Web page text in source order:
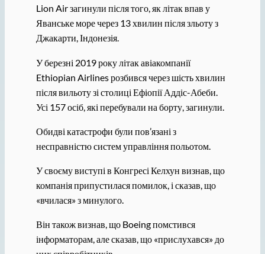
Lion Air загинули після того, як літак впав у
Яванське море через 13 хвилин після зльоту з
Джакарти, Індонезія.
У березні 2019 року літак авіакомпанії
Ethiopian Airlines розбився через шість хвилин
після вильоту зі столиці Ефіопії Аддіс-Абеби.
Усі 157 осіб, які перебували на борту, загинули.
Обидві катастрофи були пов’язані з
несправністю систем управління польотом.
У своєму виступі в Конгресі Келхун визнав, що
компанія припустилася помилок, і сказав, що
«вчилася» з минулого.
Він також визнав, що Boeing помстився
інформаторам, але сказав, що «прислухався» до